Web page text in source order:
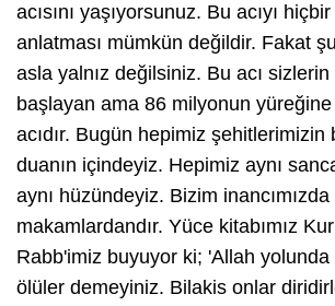
acısını yaşıyorsunuz. Bu acıyı
anlatması mümkün değildir. Fakat
asla yalnız değilsiniz. Bu acı
başlayan ama 86 milyonun yüreğine
acıdır. Bugün hepimiz şehitlerimizin
duanın içindeyiz. Hepimiz aynı
aynı hüzündeyiz. Bizim
makamlardandır. Yüce kitabımız
Rabb'imiz buyuyor ki; 'Allah
ölüler demeyiniz. Bilakis onlar